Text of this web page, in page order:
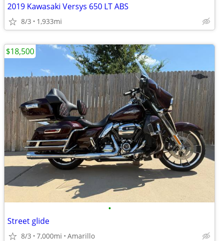
2019 Kawasaki Versys 650 LT ABS
8/3 1,933mi
•
Street glide
8/3 7,000mi Amarillo
$18,500